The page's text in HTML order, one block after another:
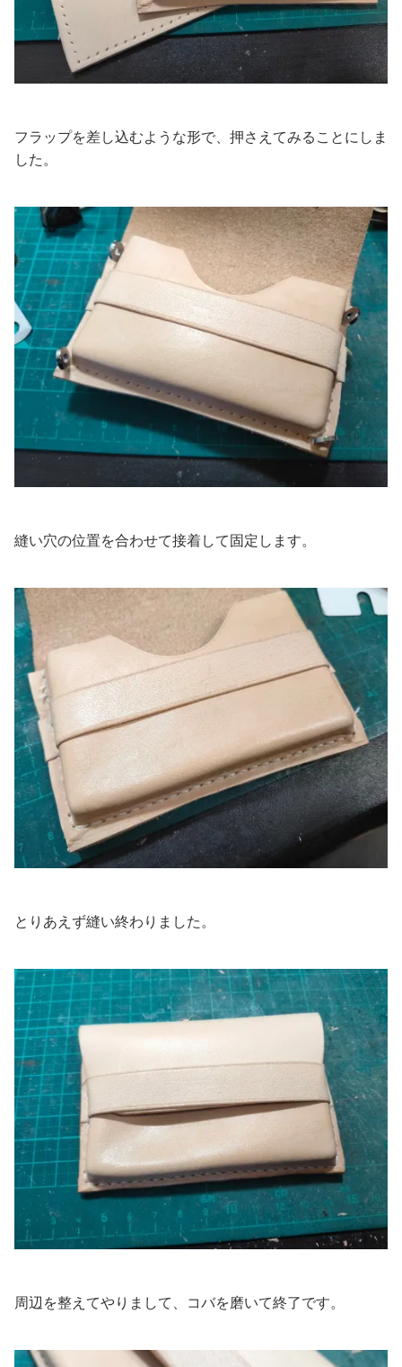
フラップを差し込むような形で、押さえてみることにしま
した。
縫い穴の位置を合わせて接着して固定します。
とりあえず縫い終わりました。
周辺を整えてやりまして、コバを磨いて終了です。